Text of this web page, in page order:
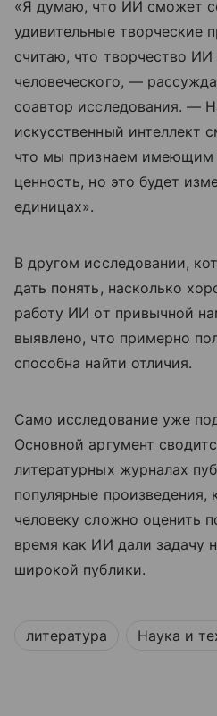
«Я думаю, что ИИ сможет
удивительные творческие
считаю, что творчество ИИ
человеческого, —
соавтор исследования. —
искусственный интеллект
что мы признаем имеющим
ценность, но это будет
единицах».
В другом исследовании,
дать понять, насколько
работу ИИ от привычной
выявлено, что примерно
способна найти отличия.
Само исследование уже
Основной аргумент
литературных журналах
популярные
человеку сложно оценить
время как ИИ дали задачу
широкой публики.
литература Наука и